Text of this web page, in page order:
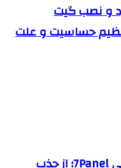
و نصب گیت
حساسیت و علت